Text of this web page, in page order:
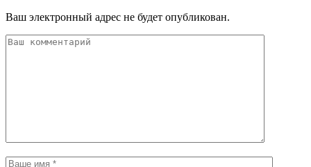
Ваш электронный адрес не будет опубликован.